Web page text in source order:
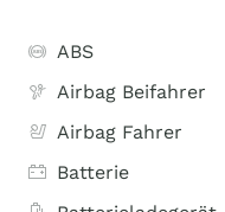
ABS
Airbag Beifahrer
Airbag Fahrer
Batterie